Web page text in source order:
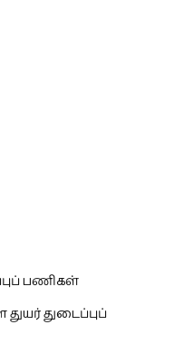
பணிகள்
துடைப்புப்